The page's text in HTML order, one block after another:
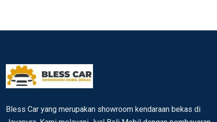
Bless Car yang merupakan showroom kendaraan bekas di